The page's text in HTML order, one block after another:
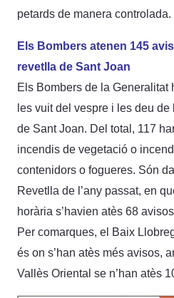
petards de manera controlada.
Els Bombers atenen 145
revetlla de Sant Joan
Els Bombers de la Generalitat
les vuit del vespre i les deu de
de Sant Joan. Del total, 117
incendis de vegetació o
contenidors o fogueres. Són
Revetlla de l’any passat, en
horària s’havien atès 68
Per comarques, el Baix
és on s’han atès més avisos,
Vallès Oriental se n’han atès